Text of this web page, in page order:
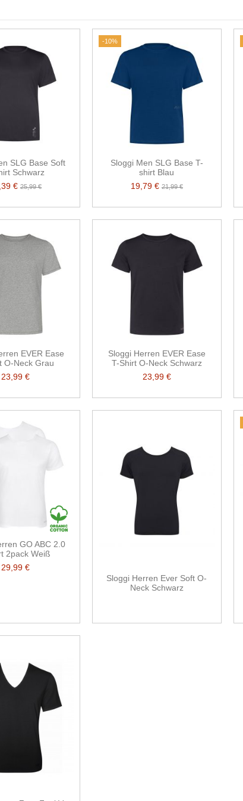
SLG Base Soft
Schwarz
€ 25,99 €
-10%
Sloggi Men SLG Base T-
shirt Blau
19,79 € 21,99 €
EVER Ease
O-Neck Grau
23,99 €
Sloggi Herren EVER Ease
T-Shirt O-Neck Schwarz
23,99 €
GO ABC 2.0
2pack Weiß
29,99 €
Sloggi Herren Ever Soft O-
Neck Schwarz